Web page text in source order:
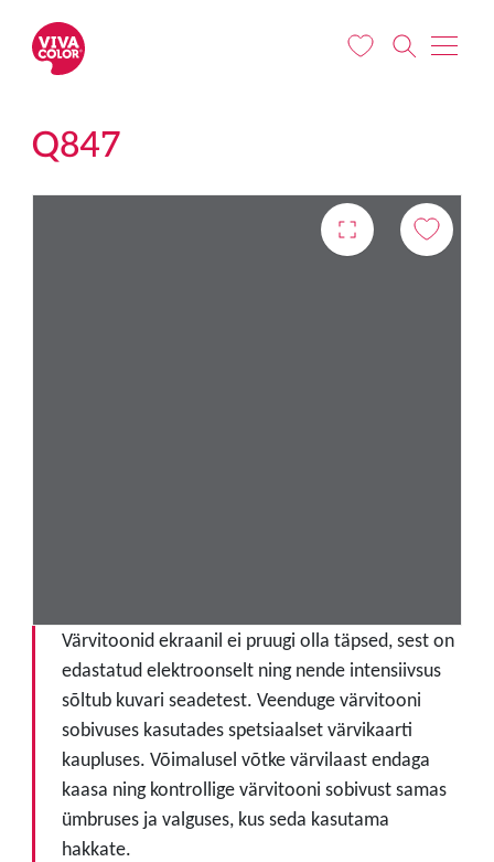
Q847
Värvitoonid ekraanil ei pruugi olla täpsed, sest on
edastatud elektroonselt ning nende intensiivsus
sõltub kuvari seadetest. Veenduge värvitooni
sobivuses kasutades spetsiaalset värvikaarti
kaupluses. Võimalusel võtke värvilaast endaga
kaasa ning kontrollige värvitooni sobivust samas
ümbruses ja valguses, kus seda kasutama
hakkate.